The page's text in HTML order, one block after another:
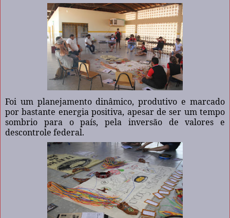
Foi um planejamento dinâmico, produtivo e marcado
por bastante energia positiva, apesar de ser um tempo
sombrio para o país, pela inversão de valores e
descontrole federal.